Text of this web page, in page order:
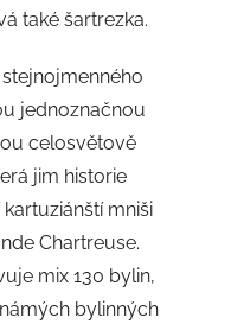
také šartrezka.
jednoznačnou
celosvětově
jim historie
mniši
Chartreuse.
mix 130 bylin,
bylinných